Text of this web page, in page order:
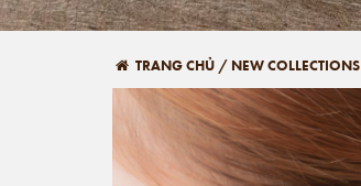
TRANG CHỦ / NEW COLLECTIONS